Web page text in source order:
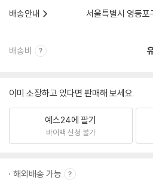
배송안내
서울특별시 영등포
배송비
이미 소장하고 있다면 판매해 보세요.
예스24에 팔기
바이백 신청 불가
해외배송 가능